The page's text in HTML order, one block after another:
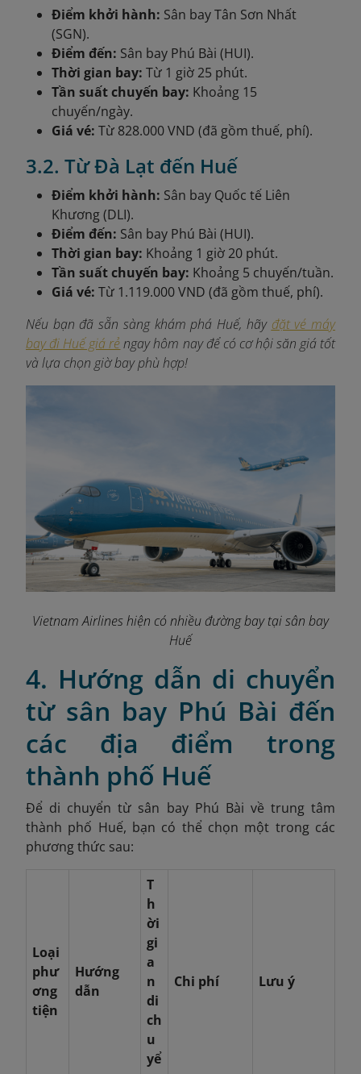
Điểm khởi hành: Sân bay Tân Sơn Nhất
(SGN).
Điểm đến: Sân bay Phú Bài (HUI).
Thời gian bay: Từ 1 giờ 25 phút.
Tần suất chuyến bay: Khoảng 15
chuyến/ngày.
Giá vé: Từ 828.000 VND (đã gồm thuế, phí).
3.2. Từ Đà Lạt đến Huế
Điểm khởi hành: Sân bay Quốc tế Liên
Khương (DLI).
Điểm đến: Sân bay Phú Bài (HUI).
Thời gian bay: Khoảng 1 giờ 20 phút.
Tần suất chuyến bay: Khoảng 5 chuyến/tuần.
Giá vé: Từ 1.119.000 VND (đã gồm thuế, phí).
Nếu bạn đã sẵn sàng khám phá Huế, hãy đặt vé máy
bay đi Huế giá rẻngay hôm nay để có cơ hội săn giá tốt
và lựa chọn giờ bay phù hợp!
Vietnam Airlines hiện có nhiều đường bay tại sân bay
Huế
4. Hướng dẫn di chuyển
từ sân bay Phú Bài đến
các địa điểm trong
thành phố Huế
Để di chuyển từ sân bay Phú Bài về trung tâm
thành phố Huế, bạn có thể chọn một trong các
phương thức sau:
Loại
phư
ơng
tiện
Hướng
dẫn
T
h
ời
gi
a
n
di
ch
u
yể
Chi phí Lưu ý